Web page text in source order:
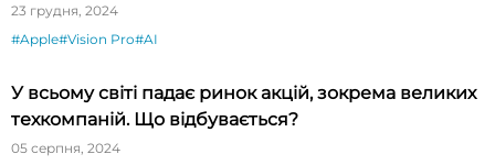
23 грудня, 2024
#Apple#Vision Pro#AI
У всьому світі падає ринок акцій, зокрема великих
техкомпаній. Що відбувається?
05 серпня, 2024